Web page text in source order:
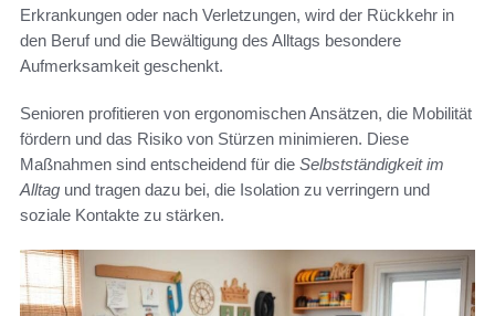
Erkrankungen oder nach Verletzungen, wird der Rückkehr in
den Beruf und die Bewältigung des Alltags besondere
Aufmerksamkeit geschenkt.
Senioren profitieren von ergonomischen Ansätzen, die Mobilität
fördern und das Risiko von Stürzen minimieren. Diese
Maßnahmen sind entscheidend für die Selbstständigkeit im
Alltag und tragen dazu bei, die Isolation zu verringern und
soziale Kontakte zu stärken.